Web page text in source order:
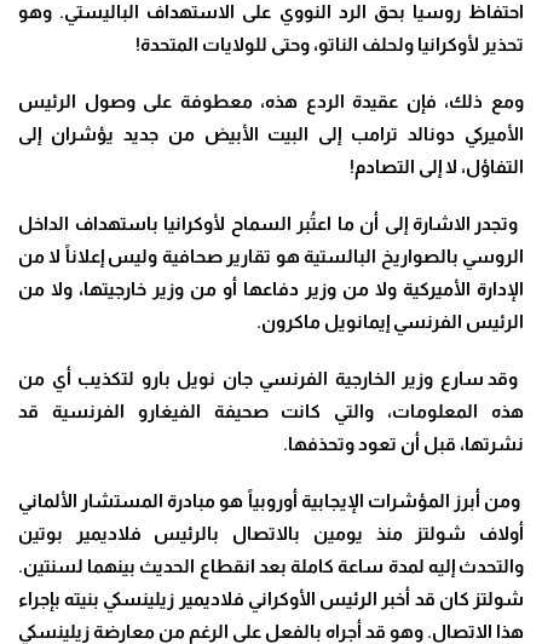
احتفاظ روسيا بحق الرد النووي على الاستهداف الباليستي. وهو
تحذير لأوكرانيا ولحلف الناتو، وحتى للولايات المتحدة!
ومع ذلك، فإن عقيدة الردع هذه، معطوفة على وصول الرئيس
الأميركي دونالد ترامب إلى البيت الأبيض من جديد يؤشران إلى
التفاؤل، لا إلى التصادم!
وتجدر الاشارة إلى أن ما اعتُبر السماح لأوكرانيا باستهداف الداخل
الروسي بالصواريخ البالستية هو تقارير صحافية وليس إعلاناً لا من
الإدارة الأميركية ولا من وزير دفاعها أو من وزير خارجيتها، ولا من
الرئيس الفرنسي إيمانويل ماكرون.
وقد سارع وزير الخارجية الفرنسي جان نويل بارو لتكذيب أي من
هذه المعلومات، والتي كانت صحيفة الفيغارو الفرنسية قد
نشرتها، قبل أن تعود وتحذفها.
ومن أبرز المؤشرات الإيجابية أوروبياً هو مبادرة المستشار الألماني
أولاف شولتز منذ يومين بالاتصال بالرئيس فلاديمير بوتين
والتحدث إليه لمدة ساعة كاملة بعد انقطاع الحديث بينهما لسنتين.
شولتز كان قد أخبر الرئيس الأوكراني فلاديمير زيلينسكي بنيته بإجراء
هذا الاتصال. وهو قد أجراه بالفعل على الرغم من معارضة زيلينسكي